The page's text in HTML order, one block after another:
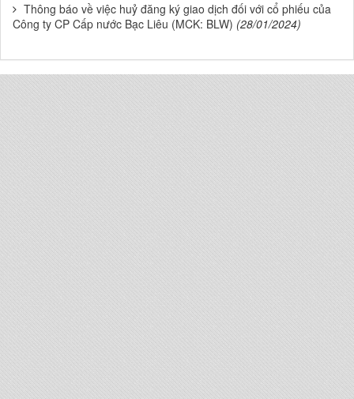
Thông báo về việc huỷ đăng ký giao dịch đối với cổ phiếu của
Công ty CP Cấp nước Bạc Liêu (MCK: BLW) (28/01/2024)